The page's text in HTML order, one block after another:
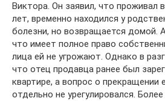
Виктора. Он заявил, что проживал
лет, временно находился у
болезни, но возвращается домой.
что имеет полное право
лица ей не угрожают. Однако в
что отец продавца ранее был
квартире, а вопрос о прекращении
отдельно не урегулировался.